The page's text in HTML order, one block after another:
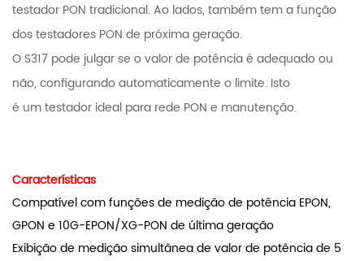
testador PON tradicional. Ao lados, também tem a função
dos testadores PON de próxima geração.
O S317 pode julgar se o valor de potência é adequado ou
não, configurando automaticamente o limite. Isto
é um testador ideal para rede PON e manutenção.
Características
Compatível com funções de medição de potência EPON,
GPON e 10G-EPON/XG-PON de última geração
Exibição de medição simultânea de valor de potência de 5